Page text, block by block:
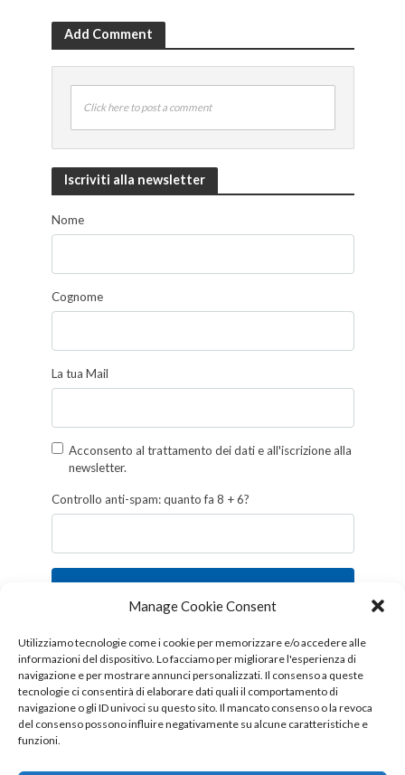
Manage Cookie Consent
Utilizziamo tecnologie come i cookie per memorizzare e/o accedere alle
informazioni del dispositivo. Lo facciamo per migliorare l'esperienza di
navigazione e per mostrare annunci personalizzati. Il consenso a queste
tecnologie ci consentirà di elaborare dati quali il comportamento di
navigazione o gli ID univoci su questo sito. Il mancato consenso o la revoca
del consenso possono influire negativamente su alcune caratteristiche e
funzioni.
Add Comment
Click here to post a comment
Iscriviti alla newsletter
Nome
Cognome
La tua Mail
Acconsento al trattamento dei dati e all'iscrizione alla
newsletter.
Controllo anti-spam: quanto fa 8 + 6?
Iscriviti
Follow us!